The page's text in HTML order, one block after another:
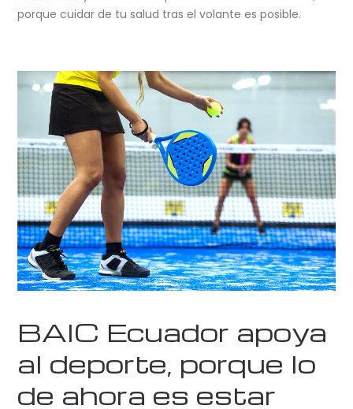
porque cuidar de tu salud tras el volante es posible.
BAIC Ecuador apoya
al deporte, porque lo
de ahora es estar